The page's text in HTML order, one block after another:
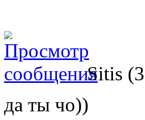
Sitis
да ты чо))